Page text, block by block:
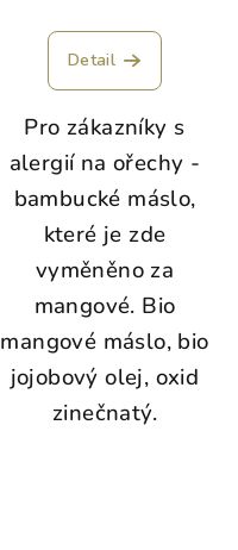
Detail
Pro zákazníky s
alergií na ořechy -
bambucké máslo,
které je zde
vyměněno za
mangové. Bio
mangové máslo, bio
jojobový olej, oxid
zinečnatý.